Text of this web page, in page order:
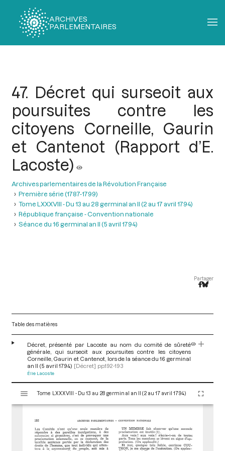
ARCHIVES
PARLEMENTAIRES
47. Décret qui surseoit aux
poursuites contre les
citoyens Corneille, Gaurin
et Cantenot (Rapport d’E.
Lacoste)
Archives parlementaires de la Révolution Française
Première série (1787-1799)
Tome LXXXVIII - Du 13 au 28 germinal an II (2 au 17 avril 1794)
République française - Convention nationale
Séance du 16 germinal an II (5 avril 1794)
Partager
Table des matières
Décret, présenté par Lacoste au nom du comité de sûreté
générale, qui surseoit aux poursuites contre les citoyens
Corneille, Gaurin et Cantenot, lors de la séance du 16 germinal
an II (5 avril 1794) [Décret] pp.192-193
Élie Lacoste
s
Tome LXXXVIII - Du 13 au 28 germinal an II (2 au 17 avril 1794)